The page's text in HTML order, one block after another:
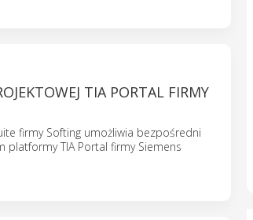
TIA PORTAL FIRMY
firmy Softing umożliwia bezpośredni
TIA Portal firmy Siemens